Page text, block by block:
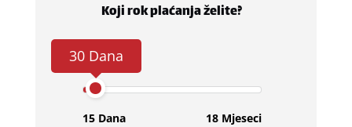
Koji rok plaćanja želite?
30 Dana
15 Dana 18 Mjeseci